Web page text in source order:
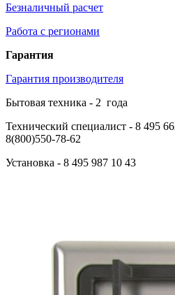
Безналичный расчет
Работа с регионами
Гарантия
Гарантия производителя
Бытовая техника - 2 года
Технический специалист - 8 495
8(800)550-78-62
Установка - 8 495 987 10 43